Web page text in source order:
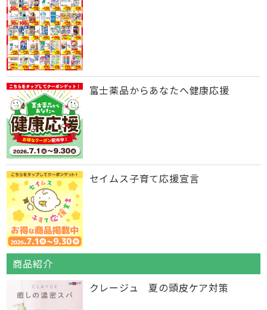
富士薬品からあなたへ健康応援
セイムス子育て応援宣言
商品紹介
クレージュ 夏の頭皮ケア対策